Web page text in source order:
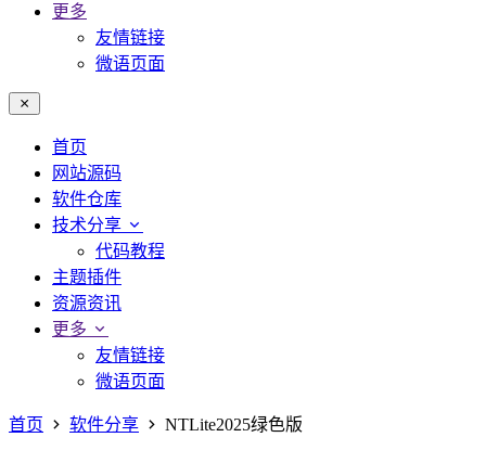
更多
友情链接
微语页面
首页
网站源码
软件仓库
技术分享
代码教程
主题插件
资源资讯
更多
友情链接
微语页面
首页 软件分享 NTLite2025绿色版